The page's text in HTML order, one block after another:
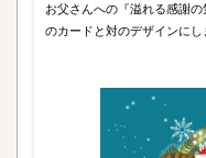
お父さんへの『溢れる感謝
のカードと対のデザインにし